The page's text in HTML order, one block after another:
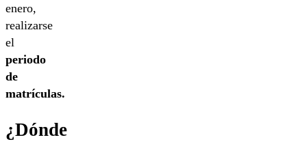
enero,
realizarse
el
periodo
de
matrículas.
¿Dónde